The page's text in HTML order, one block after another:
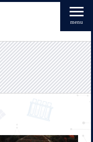
menu